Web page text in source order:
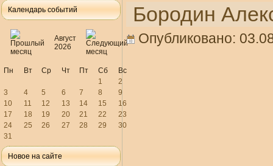
Календарь событий
Август
2026
Пн Вт Ср Чт Пт Сб
Вс
1
2
3
4 5 6 7 8
9
10
11 12 13 14 15
16
17
18 19 20 21 22
23
24
25 26 27 28 29
30
31
Новое на сайте
Бородин
Опубликовано: